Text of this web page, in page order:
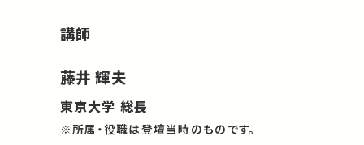
講師
藤井 輝夫
東京大学 総長
※所属・役職は登壇当時のものです。